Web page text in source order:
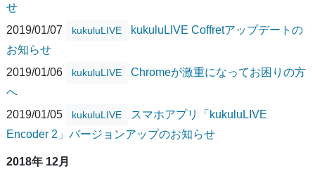
せ
2019/01/07
kukuluLIVE
kukuluLIVE Coffretアップデートの
お知らせ
2019/01/06
kukuluLIVE
Chromeが激重になってお困りの方
へ
2019/01/05
kukuluLIVE
スマホアプリ「kukuluLIVE
Encoder 2」バージョンアップのお知らせ
2018年 12月